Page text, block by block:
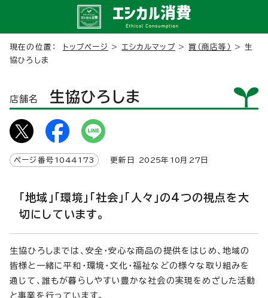
現在の位置： トップページ > エシカルマップ > 買（商店等）
> 生
協ひろしま
店舗名 生協ひろしま
ページ番号 1044173 更新日 2025年 10月 27 日
「地域」「環境」「社会」「人々」の4つの視点を大
切にしています。
生協ひろしまでは、安全・安心な商品の提供をはじめ、地域の
皆様と一緒に平和・環境・文化・福祉などの様々な取り組みを
通じて、誰もが暮らしやすい豊かな社会の実現をめざした活動
と事業を行っています。